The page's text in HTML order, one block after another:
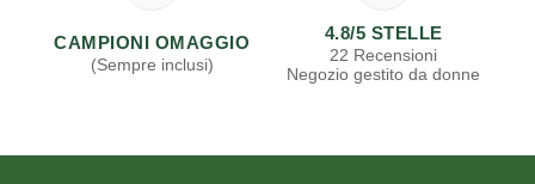
CAMPIONI OMAGGIO
(Sempre inclusi)
4.8/5 STELLE
22 Recensioni
Negozio gestito da donne